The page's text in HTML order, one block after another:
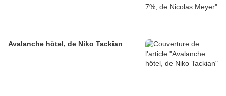
Avalanche hôtel, de Niko Tackian